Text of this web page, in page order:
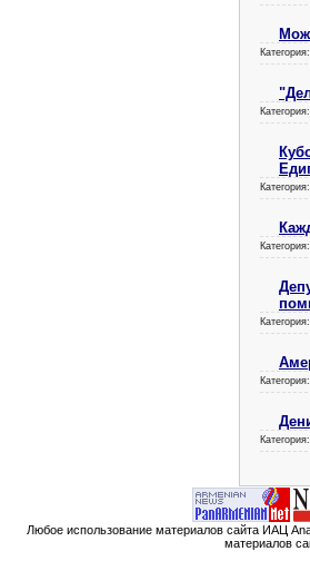
Категория:
Категория:
Категория:
Категория:
Категория:
Категория:
Категория:
Любое использование материалов сайта ИАЦ
материалов